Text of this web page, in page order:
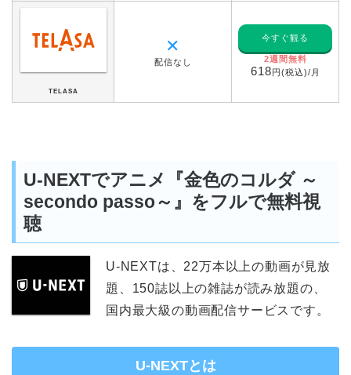
TELASA
✕
配信なし
今すぐ観る
2週間無料
618円(税込)/月
U-NEXTでアニメ『金色のコルダ ～
secondo passo～』をフルで無料視
聴
U-NEXTは、22万本以上の動画が見放
題、150誌以上の雑誌が読み放題の、
国内最大級の動画配信サービスです。
U-NEXTとは